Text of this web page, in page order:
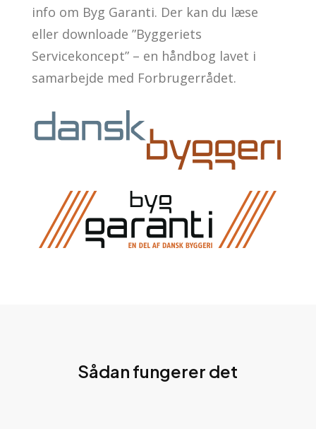
info om Byg Garanti. Der kan du læse
eller downloade ”Byggeriets
Servicekoncept” – en håndbog lavet i
samarbejde med Forbrugerrådet.
Sådan fungerer det